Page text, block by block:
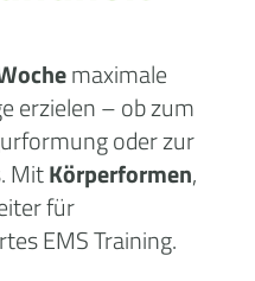
maximale
erzielen – ob zum
oder zur
MitKörperformen,
für
EMS Training.